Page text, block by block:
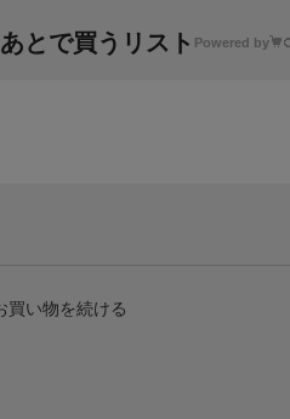
あとで買うリスト Powered by